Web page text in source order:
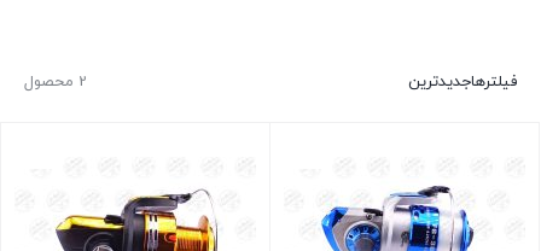
2 محصول فیلترهاجدیدترین